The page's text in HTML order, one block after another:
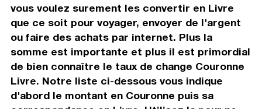
vous voulez surement les convertir en Livre
que ce soit pour voyager, envoyer de l'argent
ou faire des achats par internet. Plus la
somme est importante et plus il est primordial
de bien connaître le taux de change Couronne
Livre. Notre liste ci-dessous vous indique
d'abord le montant en Couronne puis sa